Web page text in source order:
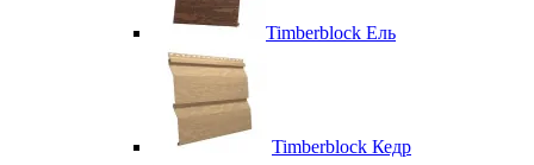
Timberblock Ель
Timberblock Кедр